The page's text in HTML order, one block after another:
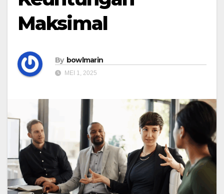
Maksimal
By bowlmarin
MEI 1, 2025